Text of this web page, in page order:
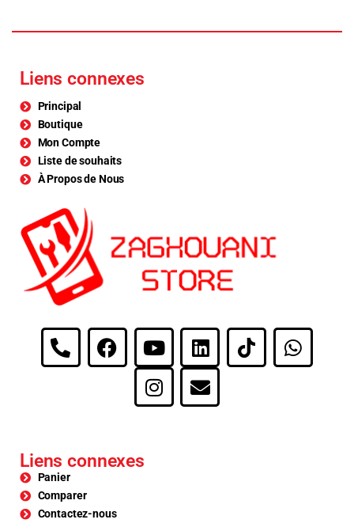
Liens connexes
Principal
Boutique
Mon Compte
Liste de souhaits
À Propos de Nous
Liens connexes
Panier
Comparer
Contactez-nous